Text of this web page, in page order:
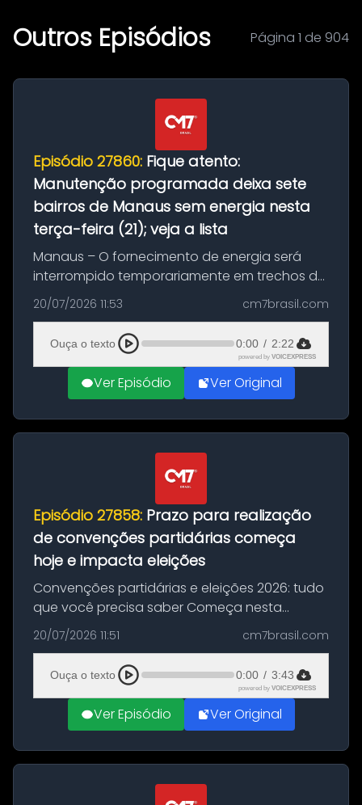
Outros Episódios Página 1 de 904
Episódio 27860: Fique atento:
Manutenção programada deixa sete
bairros de Manaus sem energia nesta
terça-feira (21); veja a lista
Manaus – O fornecimento de energia será
interrompido temporariamente em trechos de
sete bairros de Manaus nesta terça-feira (21).
A suspensão programada ocorrerá para a
execução de serviços de manuten...
20/07/2026 11:53 cm7brasil.com
Ouça o texto 0:00 / 2:22
powered by VOICEXPRESS
Ver Episódio Ver Original
Episódio 27858: Prazo para realização
de convenções partidárias começa
hoje e impacta eleições
Convenções partidárias e eleições 2026: tudo
que você precisa saber Começa nesta
segunda-feira e vai até 5 de agosto o prazo
para que partidos políticos e federações
partidárias realizem suas convençõ...
20/07/2026 11:51 cm7brasil.com
Ouça o texto 0:00 / 3:43
powered by VOICEXPRESS
Ver Episódio Ver Original